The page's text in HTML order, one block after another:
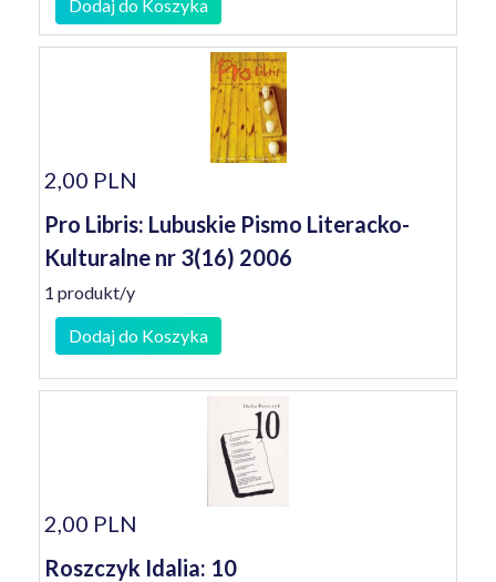
Dodaj do Koszyka
2,00 PLN
Pro Libris: Lubuskie Pismo Literacko-
Kulturalne nr 3(16) 2006
1 produkt/y
Dodaj do Koszyka
2,00 PLN
Roszczyk Idalia: 10